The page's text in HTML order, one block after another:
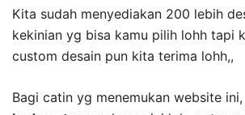
Kita sudah menyediakan 200 lebih
kekinian yg bisa kamu pilih lohh tapi
custom desain pun kita terima lohh,,
Bagi catin yg menemukan website